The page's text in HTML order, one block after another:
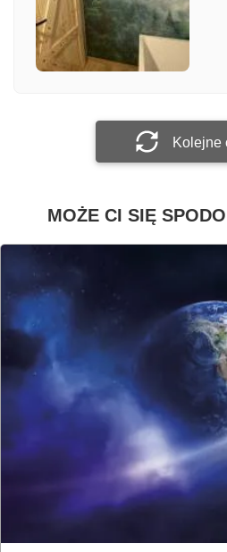
Załącz zdjęcie
Kolejne
MOŻE CI SIĘ